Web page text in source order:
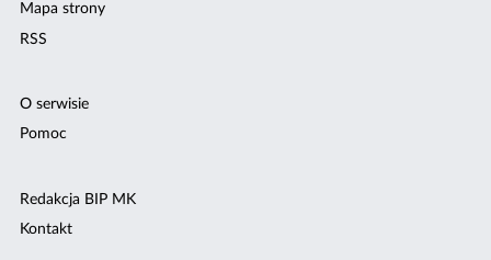
Mapa strony
RSS
O serwisie
Pomoc
Redakcja BIP MK
Kontakt